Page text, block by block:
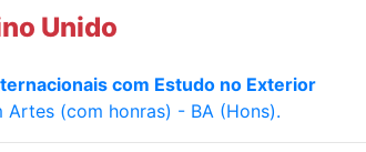
Unido
com Estudo no Exterior
Artes (com honras) - BA (Hons).